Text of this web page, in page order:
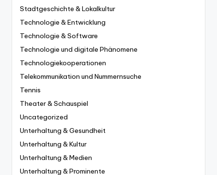
Stadtgeschichte & Lokalkultur
Technologie & Entwicklung
Technologie & Software
Technologie und digitale Phänomene
Technologiekooperationen
Telekommunikation und Nummernsuche
Tennis
Theater & Schauspiel
Uncategorized
Unterhaltung & Gesundheit
Unterhaltung & Kultur
Unterhaltung & Medien
Unterhaltung & Prominente